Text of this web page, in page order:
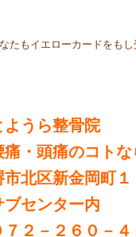
たもイエローカードをも
ようら整骨院
痛・頭痛のコトな
市北区新金岡町１
ブセンター内
７２－２６０－４